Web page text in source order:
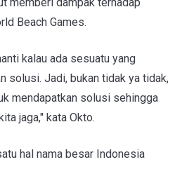
Beach Games.
kalau ada sesuatu yang
solusi. Jadi, bukan tidak ya tidak,
mendapatkan solusi sehingga
jaga," kata Okto.
hal nama besar Indonesia